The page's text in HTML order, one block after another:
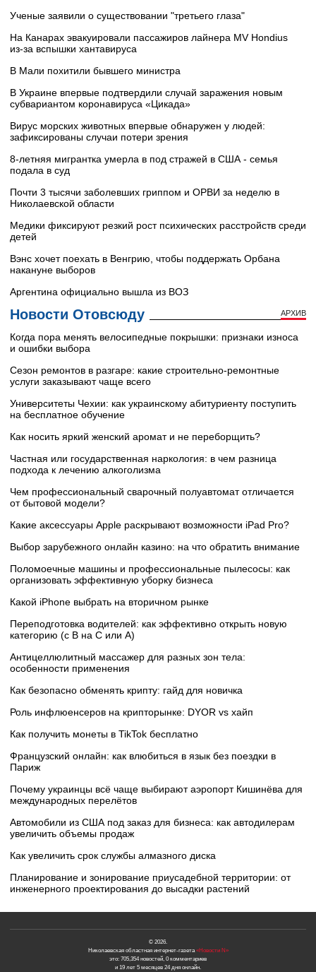
Ученые заявили о существовании "третьего глаза"
На Канарах эвакуировали пассажиров лайнера MV Hondius
из‑за вспышки хантавируса
В Мали похитили бывшего министра
В Украине впервые подтвердили случай заражения новым
субвариантом коронавируса «Цикада»
Вирус морских животных впервые обнаружен у людей:
зафиксированы случаи потери зрения
8-летняя мигрантка умерла в под стражей в США - семья
подала в суд
Почти 3 тысячи заболевших гриппом и ОРВИ за неделю в
Николаевской области
Медики фиксируют резкий рост психических расстройств среди
детей
Вэнс хочет поехать в Венгрию, чтобы поддержать Орбана
накануне выборов
Аргентина официально вышла из ВОЗ
Новости Отовсюду АРХИВ
Когда пора менять велосипедные покрышки: признаки износа
и ошибки выбора
Сезон ремонтов в разгаре: какие строительно-ремонтные
услуги заказывают чаще всего
Университеты Чехии: как украинскому абитуриенту поступить
на бесплатное обучение
Как носить яркий женский аромат и не переборщить?
Частная или государственная наркология: в чем разница
подхода к лечению алкоголизма
Чем профессиональный сварочный полуавтомат отличается
от бытовой модели?
Какие аксессуары Apple раскрывают возможности iPad Pro?
Выбор зарубежного онлайн казино: на что обратить внимание
Поломоечные машины и профессиональные пылесосы: как
организовать эффективную уборку бизнеса
Какой iPhone выбрать на вторичном рынке
Переподготовка водителей: как эффективно открыть новую
категорию (с B на C или А)
Антицеллюлитный массажер для разных зон тела:
особенности применения
Как безопасно обменять крипту: гайд для новичка
Роль инфлюенсеров на крипторынке: DYOR vs хайп
Как получить монеты в TikTok бесплатно
Французский онлайн: как влюбиться в язык без поездки в
Париж
Почему украинцы всё чаще выбирают аэропорт Кишинёва для
международных перелётов
Автомобили из США под заказ для бизнеса: как автодилерам
увеличить объемы продаж
Как увеличить срок службы алмазного диска
Планирование и зонирование приусадебной территории: от
инженерного проектирования до высадки растений
© 2026.
Николаевская областная интернет-газета«Новости N»
это: 705,354 новостей, 0 комментариев
и 19 лет 5 месяцев 24 дня онлайн.